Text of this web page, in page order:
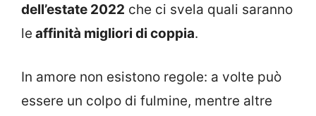
dell’estate 2022 che ci svela quali saranno
le affinità migliori di coppia.
In amore non esistono regole: a volte può
essere un colpo di fulmine, mentre altre